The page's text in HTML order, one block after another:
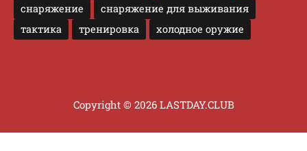
снаряжение
снаряжение для выживания
тактика
тренировка холодное оружие
Copyright © 2026 LASTDAY.CLUB